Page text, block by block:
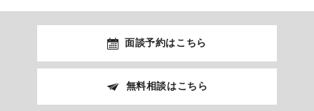
面談予約はこちら
無料相談はこちら